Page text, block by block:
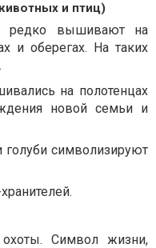
и птиц)
редко вышивают на
и оберегах. На таких
на полотенцах
новой семьи и
символизируют
Символ жизни,